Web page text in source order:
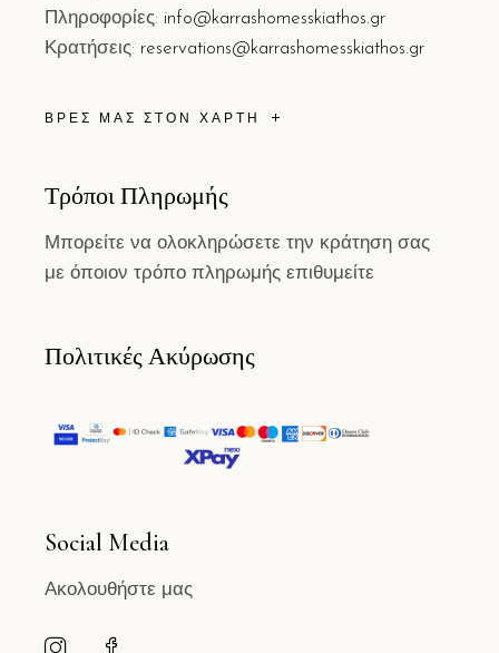
Πληροφορίες: info@karrashomesskiathos.gr
Κρατήσεις: reservations@karrashomesskiathos.gr
ΒΡΕΣ ΜΑΣ ΣΤΟΝ ΧΑΡΤΗ
Τρόποι Πληρωμής
Μπορείτε να ολοκληρώσετε την κράτηση σας
με όποιον τρόπο πληρωμής επιθυμείτε
Πολιτικές Ακύρωσης
Social Media
Ακολουθήστε μας